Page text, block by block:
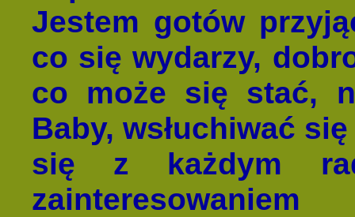
Jestem gotów
co się wydarzy,
co może się stać,
Baby, wsłuchiwać
się z każdym